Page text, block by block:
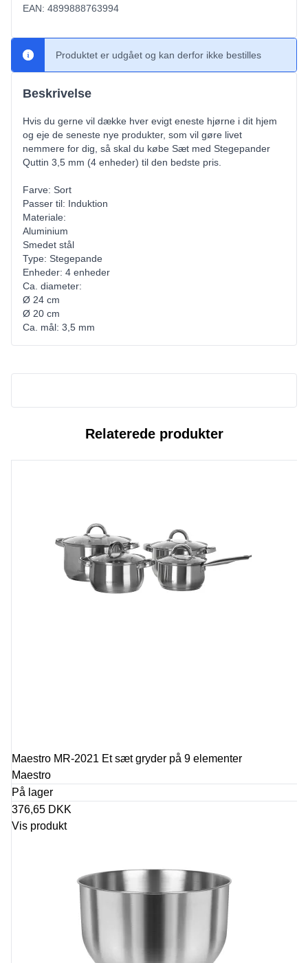
EAN: 4899888763994
Produktet er udgået og kan derfor ikke bestilles
Beskrivelse
Hvis du gerne vil dække hver evigt eneste hjørne i dit hjem
og eje de seneste nye produkter, som vil gøre livet
nemmere for dig, så skal du købe Sæt med Stegepander
Quttin 3,5 mm (4 enheder) til den bedste pris.
Farve: Sort
Passer til: Induktion
Materiale:
Aluminium
Smedet stål
Type: Stegepande
Enheder: 4 enheder
Ca. diameter:
Ø 24 cm
Ø 20 cm
Ca. mål: 3,5 mm
Relaterede produkter
Maestro MR-2021 Et sæt gryder på 9 elementer
Maestro
På lager
376,65 DKK
Vis produkt